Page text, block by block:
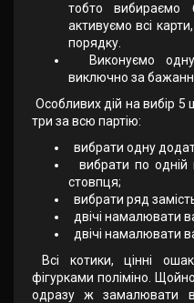
тобто вибираємо
активуємо всі
порядку.
Виконуємо
виключно за
Особливих дій на вибір 5
три за всю партію:
вибрати одну
вибрати по одній
стовпця;
вибрати ряд
двічі намалювати
двічі намалювати
Всі котики, цінні
фігурками поліміно.
одразу ж замалювати